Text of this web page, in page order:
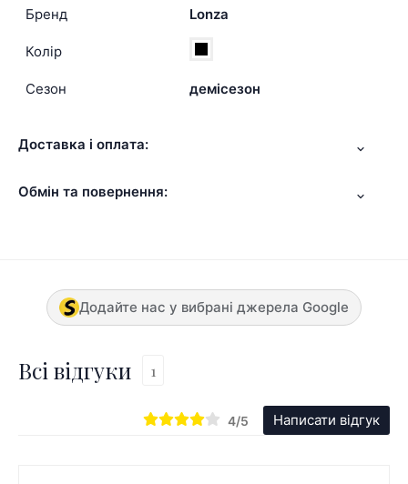
Бренд
Lonza
Колір
Сезон демісезон
Доставка і оплата:
Обмін та повернення:
Додайте нас у вибрані джерела Google
Всі відгуки 1
4/5 Написати відгук